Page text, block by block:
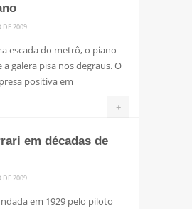
DE 2009
escada do metrô, o piano
galera pisa nos degraus. O
positiva em
+
em décadas de
DE 2009
em 1929 pelo piloto